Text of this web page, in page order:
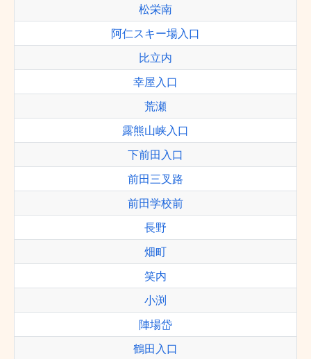
松栄南
阿仁スキー場入口
比立内
幸屋入口
荒瀬
露熊山峡入口
下前田入口
前田三叉路
前田学校前
長野
畑町
笑内
小渕
陣場岱
鶴田入口